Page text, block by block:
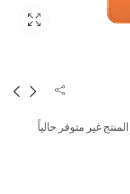
Apple IPHONE
Apple IPHONE
المنتج غير متوفر حالياً